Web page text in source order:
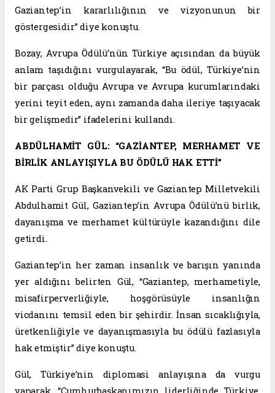
Gaziantep’in kararlılığının ve vizyonunun bir
göstergesidir” diye konuştu.
Bozay, Avrupa Ödülü’nün Türkiye açısından da büyük
anlam taşıdığını vurgulayarak, “Bu ödül, Türkiye’nin
bir parçası olduğu Avrupa ve Avrupa kurumlarındaki
yerini teyit eden, aynı zamanda daha ileriye taşıyacak
bir gelişmedir” ifadelerini kullandı.
ABDÜLHAMİT GÜL: “GAZİANTEP, MERHAMET VE
BİRLİK ANLAYIŞIYLA BU ÖDÜLÜ HAK ETTİ”
AK Parti Grup Başkanvekili ve Gaziantep Milletvekili
Abdulhamit Gül, Gaziantep’in Avrupa Ödülü’nü birlik,
dayanışma ve merhamet kültürüyle kazandığını dile
getirdi.
Gaziantep’in her zaman insanlık ve barışın yanında
yer aldığını belirten Gül, “Gaziantep, merhametiyle,
misafirperverliğiyle, hoşgörüsüyle insanlığın
vicdanını temsil eden bir şehirdir. İnsan sıcaklığıyla,
üretkenliğiyle ve dayanışmasıyla bu ödülü fazlasıyla
hak etmiştir” diye konuştu.
Gül, Türkiye’nin diplomasi anlayışına da vurgu